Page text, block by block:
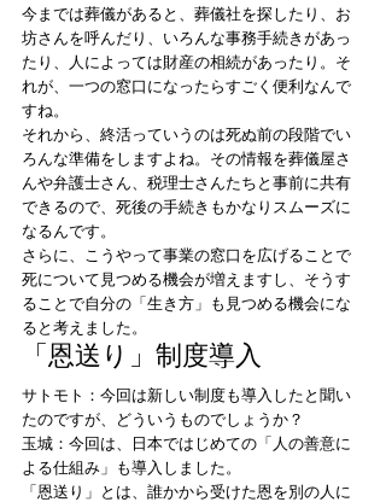
今までは葬儀があると、葬儀社を探したり、お
坊さんを呼んだり、いろんな事務手続きがあっ
たり、人によっては財産の相続があったり。そ
れが、一つの窓口になったらすごく便利なんで
すね。
それから、終活っていうのは死ぬ前の段階でい
ろんな準備をしますよね。その情報を葬儀屋さ
んや弁護士さん、税理士さんたちと事前に共有
できるので、死後の手続きもかなりスムーズに
なるんです。
さらに、こうやって事業の窓口を広げることで
死について見つめる機会が増えますし、そうす
ることで自分の「生き方」も見つめる機会にな
ると考えました。
「恩送り」制度導入
サトモト：今回は新しい制度も導入したと聞い
たのですが、どういうものでしょうか？
玉城：今回は、日本ではじめての「人の善意に
よる仕組み」も導入しました。
「恩送り」とは、誰かから受けた恩を別の人に